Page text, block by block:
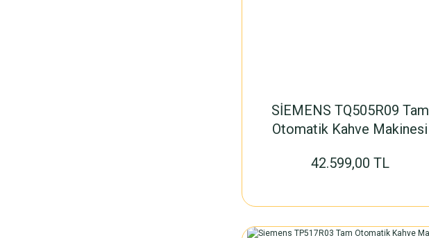
SİEMENS TQ505R09 Tam
Otomatik Kahve Makinesi
42.599,00 TL